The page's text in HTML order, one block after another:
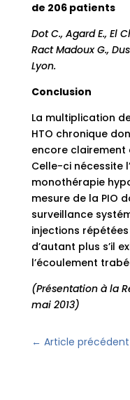
de 206 patients
Dot C., Agard E., El
Ract Madoux G.,
Lyon.
Conclusion
La multiplication
HTO chronique
encore clairement
Celle-ci nécessite
monothérapie
mesure de la PIO
surveillance
injections
d’autant plus s’il
l’écoulement
(Présentation à la
mai 2013)
← Article précédent